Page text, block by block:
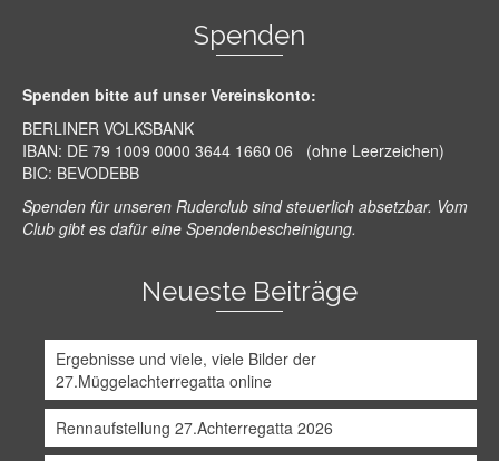
Spenden
Spenden bitte auf unser Vereinskonto:
BERLINER VOLKSBANK
IBAN: DE 79 1009 0000 3644 1660 06 (ohne Leerzeichen)
BIC: BEVODEBB
Spenden für unseren Ruderclub sind steuerlich absetzbar. Vom
Club gibt es dafür eine Spendenbescheinigung.
Neueste Beiträge
Ergebnisse und viele, viele Bilder der
27.Müggelachterregatta online
Rennaufstellung 27.Achterregatta 2026